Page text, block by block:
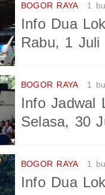
BOGOR RAYA 1
Info Dua
Rabu, 1 Juli
BOGOR RAYA 1
Info Jadwal
Selasa, 30
BOGOR RAYA 1
Info Dua